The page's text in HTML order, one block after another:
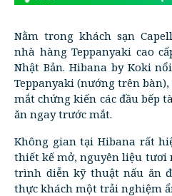
Nằm trong khách sạn
nhà hàng Teppanyaki cao
Nhật Bản. Hibana by Koki
Teppanyaki (nướng trên
mắt chứng kiến các đầu bếp
ăn ngay trước mắt.
Không gian tại Hibana rất
thiết kế mở, nguyên liệu tươi
trình diễn kỹ thuật nấu ăn
thực khách một trải nghiệm